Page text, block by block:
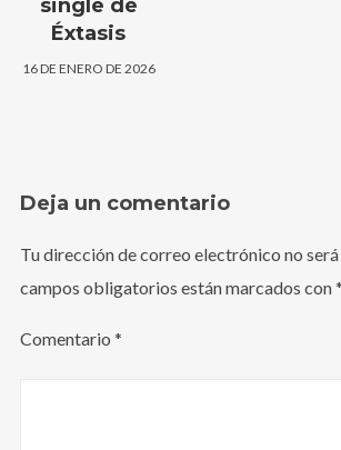
single de
Éxtasis
16 DE ENERO DE 2026
Deja un comentario
Tu dirección de correo electrónico no
campos obligatorios están marcados con*
Comentario *